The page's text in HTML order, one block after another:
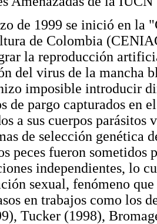
de 1999 se inició en la
de Colombia
la reproducción
del virus de la mancha
imposible introducir
de pargo capturados en
a sus cuerpos
de selección genética
peces fueron sometidos
independientes, lo
sexual, fenómeno
en trabajos como los
Tucker (1998),